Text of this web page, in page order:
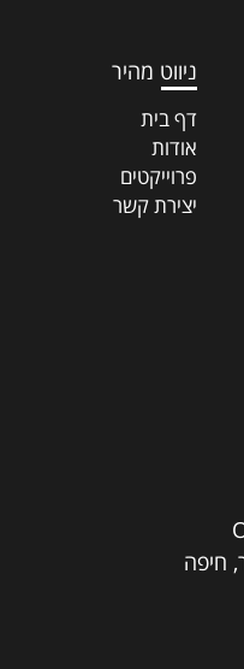
ניווט מהיר
דף בית
אודות
פרוייקטים
יצירת קשר